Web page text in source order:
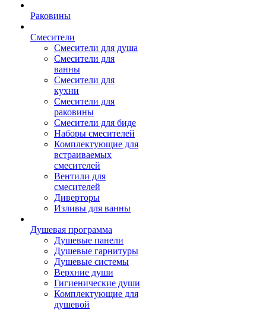
Раковины
Смесители
Смесители для душа
Смесители для
ванны
Смесители для
кухни
Смесители для
раковины
Смесители для биде
Наборы смесителей
Комплектующие для
встраиваемых
смесителей
Вентили для
смесителей
Диверторы
Изливы для ванны
Душевая программа
Душевые панели
Душевые гарнитуры
Душевые системы
Верхние души
Гигиенические души
Комплектующие для
душевой